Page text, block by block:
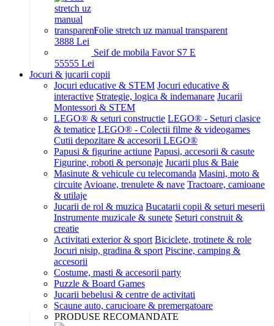
Folie stretch uz manual transparent
3888 Lei
Seif de mobila Favor S7 E
55555 Lei
Jocuri & jucarii copii
Jocuri educative & STEM Jocuri educative &
interactive Strategie, logica & indemanare Jucarii
Montessori & STEM
LEGO® & seturi constructie LEGO® - Seturi clasice
& tematice LEGO® - Colectii filme & videogames
Cutii depozitare & accesorii LEGO®
Papusi & figurine actiune Papusi, accesorii & casute
Figurine, roboti & personaje Jucarii plus & Baie
Masinute & vehicule cu telecomanda Masini, moto &
circuite Avioane, trenulete & nave Tractoare, camioane
& utilaje
Jucarii de rol & muzica Bucatarii copii & seturi meserii
Instrumente muzicale & sunete Seturi construit &
creatie
Activitati exterior & sport Biciclete, trotinete & role
Jocuri nisip, gradina & sport Piscine, camping &
accesorii
Costume, masti & accesorii party
Puzzle & Board Games
Jucarii bebelusi & centre de activitati
Scaune auto, carucioare & premergatoare
PRODUSE RECOMANDATE